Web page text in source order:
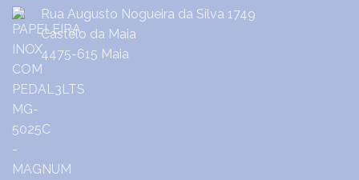
Rua Augusto Nogueira da Silva 1749
Castêlo da Maia
4475-615 Maia